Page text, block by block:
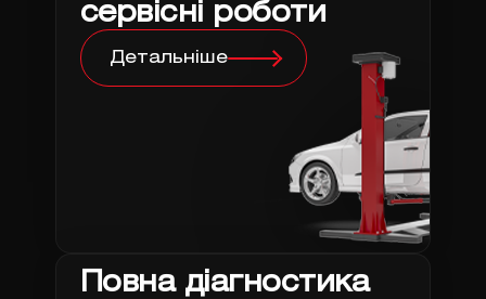
сервісні роботи
Детальніше
Повна діагностика